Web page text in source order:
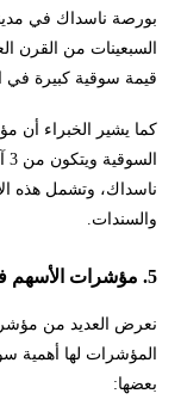
بورصة ناسداك في
السبعينات من القرن
قيمة سوقية كبيرة في
كما يشير الخبراء
ناسداك، وتشمل هذه
والسندات.
5. مؤشرات الأسهم في الدول العربية
نعرض العديد من
المؤشرات لها أهمية
بعضها: